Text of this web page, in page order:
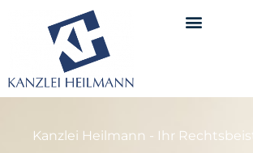
Kanzlei Heilmann - Ihr